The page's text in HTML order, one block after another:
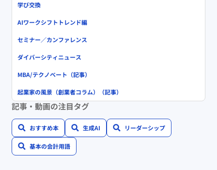
学び交換
AIワークシフトトレンド編
セミナー／カンファレンス
ダイバーシティニュース
MBA/テクノベート（記事）
起業家の風景（創業者コラム）（記事）
記事・動画の注目タグ
おすすめ本 生成AI リーダーシップ
基本の会計用語